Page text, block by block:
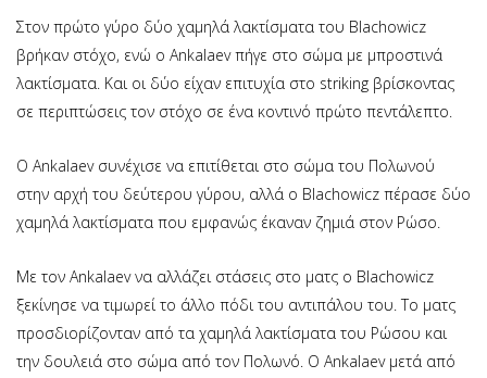
Στον πρώτο γύρο δύο χαμηλά λακτίσματα του Blachowicz
βρήκαν στόχο, ενώ ο Ankalaev πήγε στο σώμα με μπροστινά
λακτίσματα. Και οι δύο είχαν επιτυχία στο striking βρίσκοντας
σε περιπτώσεις τον στόχο σε ένα κοντινό πρώτο πεντάλεπτο.
Ο Ankalaev συνέχισε να επιτίθεται στο σώμα του Πολωνού
στην αρχή του δεύτερου γύρου, αλλά ο Blachowicz πέρασε δύο
χαμηλά λακτίσματα που εμφανώς έκαναν ζημιά στον Ρώσο.
Με τον Ankalaev να αλλάζει στάσεις στο ματς ο Blachowicz
ξεκίνησε να τιμωρεί το άλλο πόδι του αντιπάλου του. Το ματς
προσδιορίζονταν από τα χαμηλά λακτίσματα του Ρώσου και
την δουλειά στο σώμα από τον Πολωνό. Ο Ankalaev μετά από